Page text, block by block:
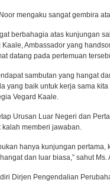
mengaku sangat gembira
berbahagia atas kunjungan
Kaale, Ambassador yang
datang pada pertemuan
sambutan yang hangat
yang baik untuk kerja sama
Vegard Kaale.
Urusan Luar Negeri dan
kalah memberi jawaban.
hanya kunjungan
dan luar biasa,” sahut Ms.
Dirjen Pengendalian